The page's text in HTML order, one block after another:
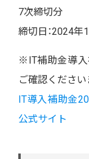
7次締切分
締切日：2024
※IT補助金導入
ご確認ください
IT導入補助金
公式サイト